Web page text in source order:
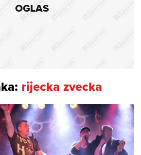
OGLAS
rijecka zvecka